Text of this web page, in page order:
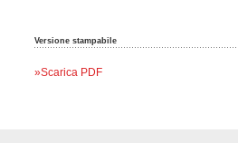
Versione stampabile
»Scarica PDF